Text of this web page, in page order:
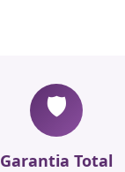
🛡️
Garantia Total